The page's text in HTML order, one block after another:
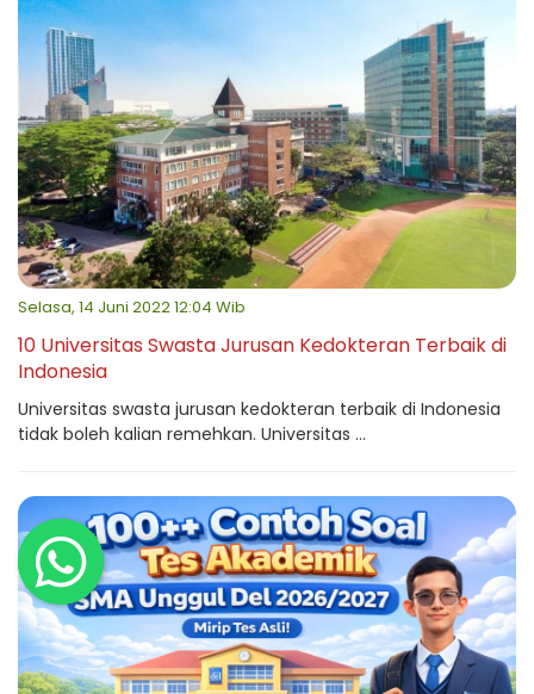
Selasa, 14 Juni 2022 12:04 Wib
10 Universitas Swasta Jurusan Kedokteran Terbaik di
Indonesia
Universitas swasta jurusan kedokteran terbaik di Indonesia
tidak boleh kalian remehkan. Universitas ...